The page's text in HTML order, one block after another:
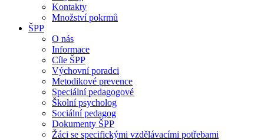
Kontakty
Množství pokrmů
ŠPP
O nás
Informace
Cíle ŠPP
Výchovní poradci
Metodikové prevence
Speciální pedagogové
Školní psycholog
Sociální pedagog
Dokumenty ŠPP
Žáci se specifickými vzdělávacími potřebami